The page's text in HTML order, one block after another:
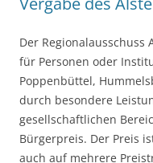
Der
für Personen oder
Poppenbüttel,
durch besondere
gesellschaftlichen
Bürgerpreis. Der Preis
auch auf mehrere